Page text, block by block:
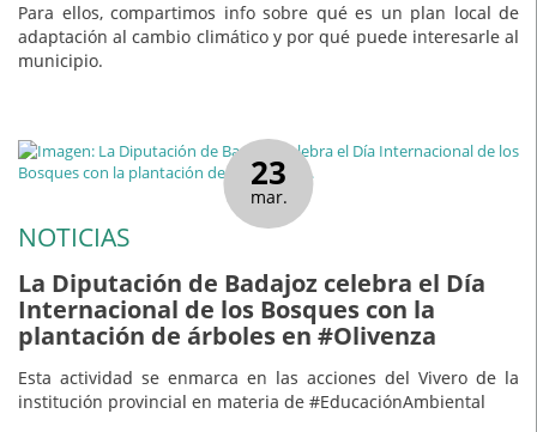
Para ellos, compartimos info sobre qué es un plan local de
adaptación al cambio climático y por qué puede interesarle al
municipio.
23
mar.
NOTICIAS
La Diputación de Badajoz celebra el Día
Internacional de los Bosques con la
plantación de árboles en #Olivenza
Esta actividad se enmarca en las acciones del Vivero de la
institución provincial en materia de #EducaciónAmbiental